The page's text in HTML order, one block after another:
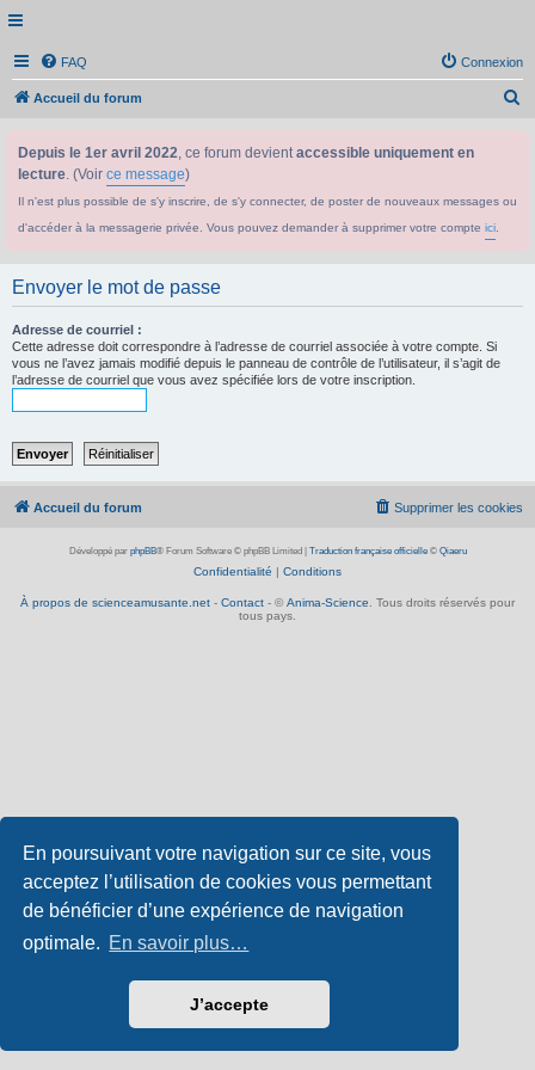
En poursuivant votre navigation sur ce site, vous
acceptez l’utilisation de cookies vous permettant
de bénéficier d’une expérience de navigation
optimale. En savoir plus…
J’accepte
FAQ Connexion
Accueil du forum
Depuis le 1er avril 2022, ce forum devientaccessible uniquement en
lecture. (Voir ce message)
Il n'est plus possible de s'y inscrire, de s'y connecter, de poster de nouveaux messages ou
d'accéder à la messagerie privée. Vous pouvez demander à supprimer votre compte ici
Envoyer le mot de passe
Adresse de courriel :
Cette adresse doit correspondre à l’adresse de courriel associée à votre compte. Si
vous ne l’avez jamais modifié depuis le panneau de contrôle de l’utilisateur, il s’agit de
l’adresse de courriel que vous avez spécifiée lors de votre inscription.
Accueil du forum Supprimer les cookies
Développé par phpBB® Forum Software © phpBB Limited Traduction française officielle© Qiaeru
Confidentialité | Conditions
À propos de scienceamusante.net - Contact - © Anima-Science . Tous droits réservés pour
tous pays.